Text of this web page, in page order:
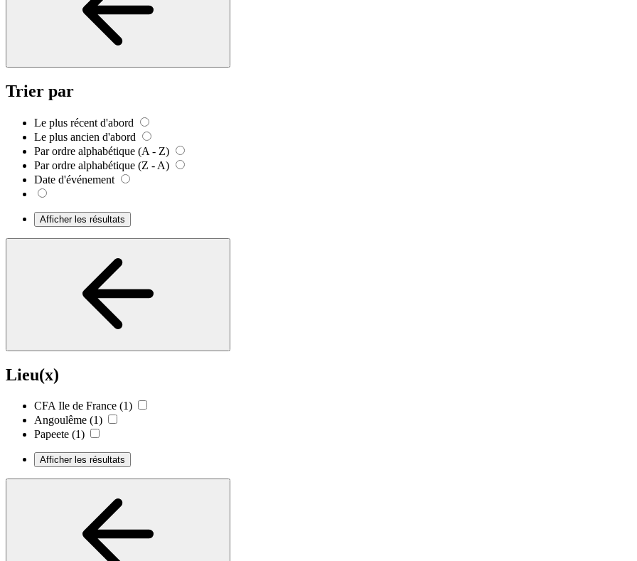
Trier par
Le plus récent d'abord
Le plus ancien d'abord
Par ordre alphabétique (A - Z)
Par ordre alphabétique (Z - A)
Date d'événement
Afficher les résultats
Lieu(x)
CFA Ile de France (1)
Angoulême (1)
Papeete (1)
Afficher les résultats